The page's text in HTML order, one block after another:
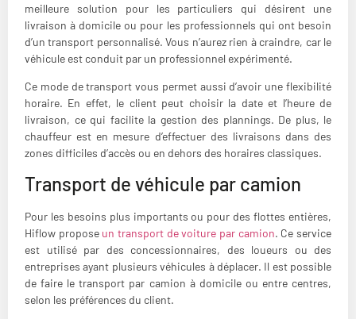
meilleure solution pour les particuliers qui désirent une
livraison à domicile ou pour les professionnels qui ont besoin
d’un transport personnalisé. Vous n’aurez rien à craindre, car le
véhicule est conduit par un professionnel expérimenté.
Ce mode de transport vous permet aussi d’avoir une flexibilité
horaire. En effet, le client peut choisir la date et l’heure de
livraison, ce qui facilite la gestion des plannings. De plus, le
chauffeur est en mesure d’effectuer des livraisons dans des
zones difficiles d’accès ou en dehors des horaires classiques.
Transport de véhicule par camion
Pour les besoins plus importants ou pour des flottes entières,
Hiflow propose un transport de voiture par camion. Ce service
est utilisé par des concessionnaires, des loueurs ou des
entreprises ayant plusieurs véhicules à déplacer. Il est possible
de faire le transport par camion à domicile ou entre centres,
selon les préférences du client.